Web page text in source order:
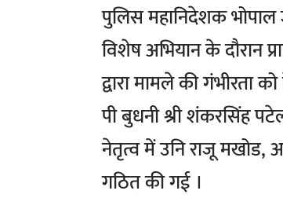
पुलिस महानिदेशक भोपाल
विशेष अभियान के दौरान
द्वारा मामले की गंभीरता
पी बुधनी श्री शंकरसिंह
नेतृत्व में उनि राजू मखोड,
गठित की गई ।